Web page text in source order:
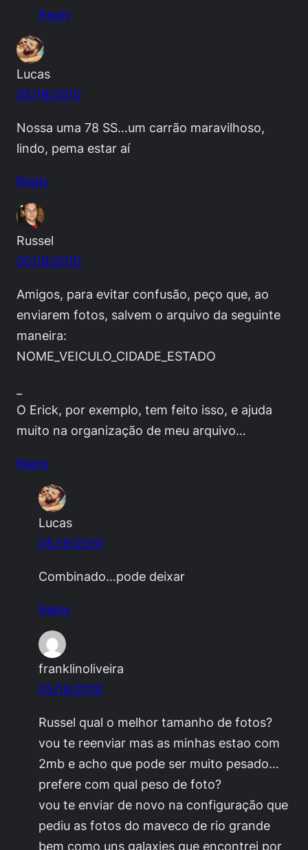
Reply
Lucas
05/19/2010
Nossa uma 78 SS…um carrão maravilhoso,
lindo, pema estar aí
Reply
Russel
05/19/2010
Amigos, para evitar confusão, peço que, ao
enviarem fotos, salvem o arquivo da seguinte
maneira:
NOME_VEICULO_CIDADE_ESTADO
O Erick, por exemplo, tem feito isso, e ajuda
muito na organização de meu arquivo…
Reply
Lucas
05/19/2010
Combinado…pode deixar
Reply
franklinoliveira
05/19/2010
Russel qual o melhor tamanho de fotos?
vou te reenviar mas as minhas estao com
2mb e acho que pode ser muito pesado…
prefere com qual peso de foto?
vou te enviar de novo na configuração que
pediu as fotos do maveco de rio grande
bem como uns galaxies que encontrei por